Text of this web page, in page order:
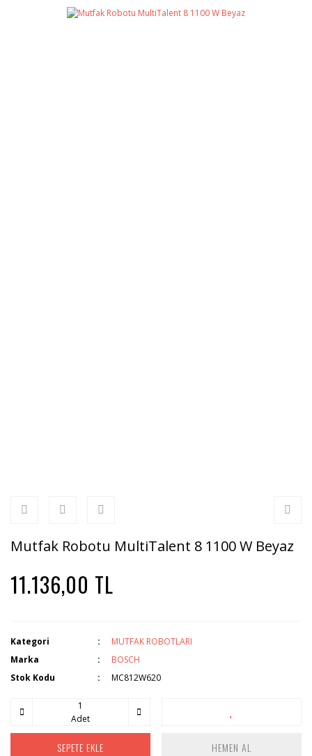
Mutfak Robotu MultiTalent 8 1100 W Beyaz
11.136,00 TL
Kategori
MUTFAK ROBOTLARI
Marka
BOSCH
Stok Kodu
MC812W620
Adet
SEPETE EKLE HEMEN AL